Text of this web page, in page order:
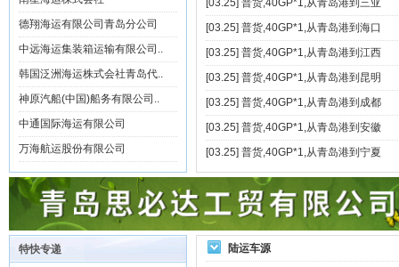
德翔海运有限公司青岛分公司
中远海运集装箱运输有限公司..
韩国泛洲海运株式会社青岛代..
神原汽船(中国)船务有限公司..
中通国际海运有限公司
万海航运股份有限公司
[03.25] 普货,40GP*1,从青岛港到三亚
[03.25] 普货,40GP*1,从青岛港到海口
[03.25] 普货,40GP*1,从青岛港到江西
[03.25] 普货,40GP*1,从青岛港到昆明
[03.25] 普货,40GP*1,从青岛港到成都
[03.25] 普货,40GP*1,从青岛港到安徽
[03.25] 普货,40GP*1,从青岛港到宁夏
特快专递
陆运车源